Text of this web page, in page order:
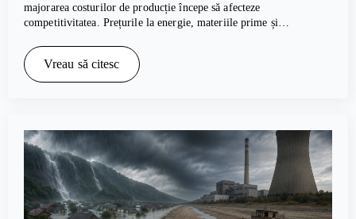
majorarea costurilor de producție începe să afecteze
competitivitatea. Prețurile la energie, materiile prime și…
Vreau să citesc